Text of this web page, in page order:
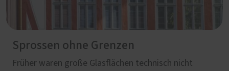
Sprossen ohne Grenzen
Früher waren große Glasflächen technisch nicht